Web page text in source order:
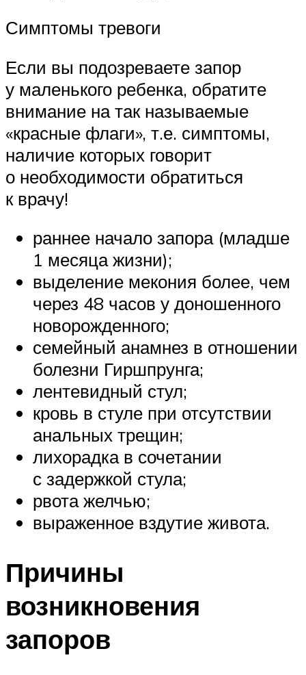
Симптомы тревоги
Если вы подозреваете запор
у маленького ребенка, обратите
внимание на так называемые
«красные флаги», т.е. симптомы,
наличие которых говорит
о необходимости обратиться
к врачу!
раннее начало запора (младше
1 месяца жизни);
выделение мекония более, чем
через 48 часов у доношенного
новорожденного;
семейный анамнез в отношении
болезни Гиршпрунга;
лентевидный стул;
кровь в стуле при отсутствии
анальных трещин;
лихорадка в сочетании
с задержкой стула;
рвота желчью;
выраженное вздутие живота.
Причины
возникновения
запоров